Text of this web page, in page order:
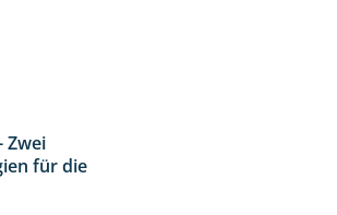
4:27
Zwei
für die